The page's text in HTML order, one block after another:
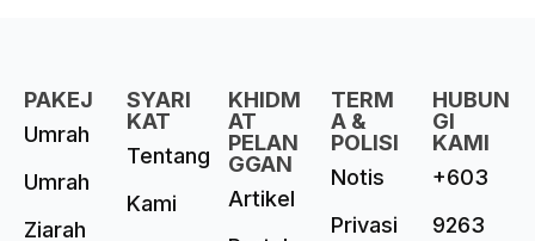
PAKEJ
Umrah
Umrah
Ziarah
SYARI
KAT
Tentang
Kami
KHIDM
AT
PELAN
GGAN
Artikel
TERM
A &
POLISI
Notis
Privasi
HUBUN
GI
KAMI
+603
9263